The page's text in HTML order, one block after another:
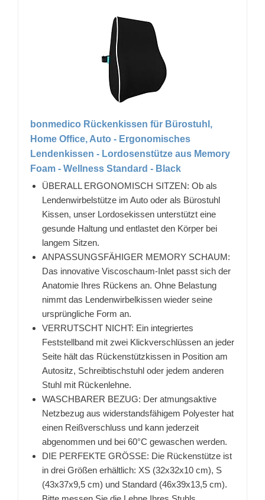
bonmedico Rückenkissen für Bürostuhl,
Home Office, Auto - Ergonomisches
Lendenkissen - Lordosenstütze aus Memory
Foam - Wellness Standard - Black
ÜBERALL ERGONOMISCH SITZEN: Ob als
Lendenwirbelstütze im Auto oder als Bürostuhl
Kissen, unser Lordosekissen unterstützt eine
gesunde Haltung und entlastet den Körper bei
langem Sitzen.
ANPASSUNGSFÄHIGER MEMORY SCHAUM:
Das innovative Viscoschaum-Inlet passt sich der
Anatomie Ihres Rückens an. Ohne Belastung
nimmt das Lendenwirbelkissen wieder seine
ursprüngliche Form an.
VERRUTSCHT NICHT: Ein integriertes
Feststellband mit zwei Klickverschlüssen an jeder
Seite hält das Rückenstützkissen in Position am
Autositz, Schreibtischstuhl oder jedem anderen
Stuhl mit Rückenlehne.
WASCHBARER BEZUG: Der atmungsaktive
Netzbezug aus widerstandsfähigem Polyester hat
einen Reißverschluss und kann jederzeit
abgenommen und bei 60°C gewaschen werden.
DIE PERFEKTE GRÖSSE: Die Rückenstütze ist
in drei Größen erhältlich: XS (32x32x10 cm), S
(43x37x9,5 cm) und Standard (46x39x13,5 cm).